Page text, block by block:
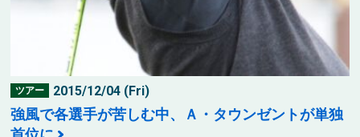
ツアー 2015/12/04 (Fri)
強風で各選手が苦しむ中、Ａ・タウンゼントが単独